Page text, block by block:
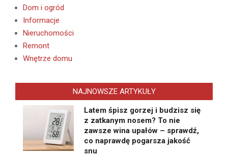
Dom i ogród
Informacje
Nieruchomości
Remont
Wnętrze domu
NAJNOWSZE ARTYKUŁY
Latem śpisz gorzej i budzisz się
z zatkanym nosem? To nie
zawsze wina upałów – sprawdź,
co naprawdę pogarsza jakość
snu